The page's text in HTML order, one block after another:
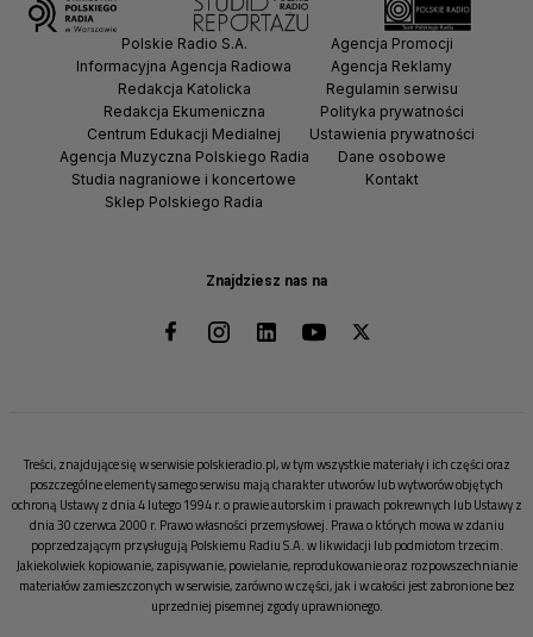
Znajdziesz nas na
Polskie Radio S.A.
Informacyjna Agencja Radiowa
Redakcja Katolicka
Redakcja Ekumeniczna
Centrum Edukacji Medialnej
Agencja Muzyczna Polskiego Radia
Studia nagraniowe i koncertowe
Sklep Polskiego Radia
Agencja Promocji
Agencja Reklamy
Regulamin serwisu
Polityka prywatności
Ustawienia prywatności
Dane osobowe
Kontakt
Treści, znajdujące się w serwisie polskieradio.pl, w tym wszystkie materiały i ich części oraz
poszczególne elementy samego serwisu mają charakter utworów lub wytworów objętych
ochroną Ustawy z dnia 4 lutego 1994 r. o prawie autorskim i prawach pokrewnych lub Ustawy z
dnia 30 czerwca 2000 r. Prawo własności przemysłowej. Prawa o których mowa w zdaniu
poprzedzającym przysługują Polskiemu Radiu S.A. w likwidacji lub podmiotom trzecim.
Jakiekolwiek kopiowanie, zapisywanie, powielanie, reprodukowanie oraz rozpowszechnianie
materiałów zamieszczonych w serwisie, zarówno w części, jak i w całości jest zabronione bez
uprzedniej pisemnej zgody uprawnionego.